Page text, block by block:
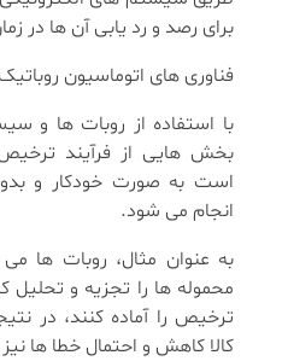
برای رصد و رد یابی آن ها در
فناوری ‌های اتوماسیون
با استفاده از روبات ‌ها و
بخش ‌هایی از فرآیند ترخیص
است به صورت خودکار و
انجام می ‌شود.
به عنوان مثال، روبات ‌ها می
محموله ‌ها را تجزیه و تحلیل
ترخیص را آماده کنند، در
کالا کاهش و احتمال خطا ها